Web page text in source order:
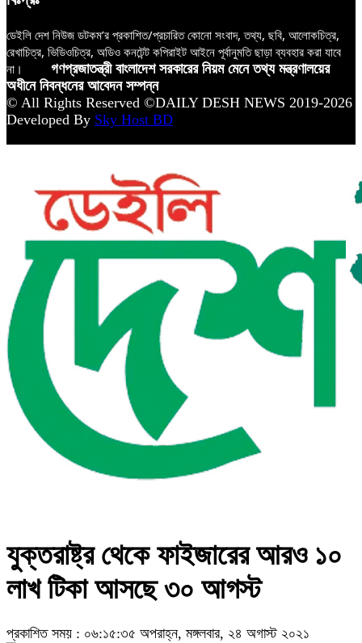
ডেইলি দেশ নিউজ ডটকম’র প্রকাশিত/প্রচারিত কোনো সংবাদ, তথ্য, ছবি, আলোকচিত্র,
রেখাচিত্র, ভিডিওচিত্র, অডিও কনটেন্ট কপিরাইট আইনে পূর্বানুমতি ছাড়া ব্যবহার করা যাবে
না।
গণপ্রজাতন্ত্রী বাংলাদেশ সরকারের নিয়ম মেনে তথ্য মন্ত্রণালয়ের
অধীনে নিবন্ধনের আবেদন সম্পন্ন
© All Rights Reserved ©DAILY DESH NEWS 2019-2026
Developed By Sky Host BD
যুক্তরাষ্ট্র থেকে ফাইজারের আরও ১০
লাখ টিকা আসছে ৩০ আগস্ট
প্রকাশিত সময় : ০৬:১৫:৩৫ অপরাহ্ন, মঙ্গলবার, ২৪ অগাস্ট ২০২১